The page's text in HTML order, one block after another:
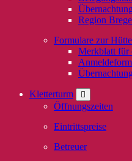
Region
Formulare zur
Merkblatt für
Kletterturm
Öffnungszeiten
Eintrittspreise
Betreuer